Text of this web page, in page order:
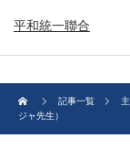
平和統一聯合
記事一覧
ジャ先生）